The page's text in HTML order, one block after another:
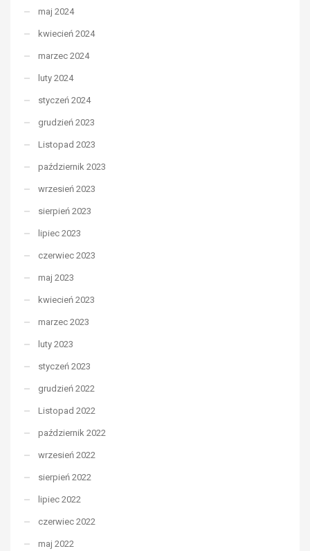
maj 2024
kwiecień 2024
marzec 2024
luty 2024
styczeń 2024
grudzień 2023
Listopad 2023
październik 2023
wrzesień 2023
sierpień 2023
lipiec 2023
czerwiec 2023
maj 2023
kwiecień 2023
marzec 2023
luty 2023
styczeń 2023
grudzień 2022
Listopad 2022
październik 2022
wrzesień 2022
sierpień 2022
lipiec 2022
czerwiec 2022
maj 2022